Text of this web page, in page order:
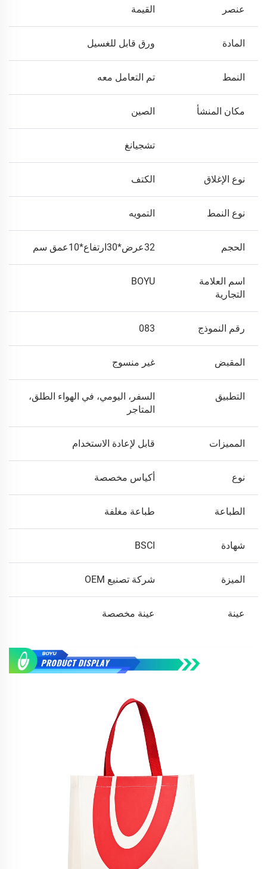
عنصر القيمة
المادة ورق قابل للغسيل
النمط تم التعامل معه
مكان المنشأ الصين
تشجيانغ
نوع الإغلاق الكتف
نوع النمط التمويه
الحجم 32عرض*30ارتفاع*10عمق سم
اسم العلامة
التجارية
BOYU
رقم النموذج 083
المقبض غير منسوج
التطبيق
السفر، اليومي، في الهواء الطلق،
المتاجر
المميزات قابل لإعادة الاستخدام
نوع أكياس مخصصة
الطباعة طباعة مغلفة
شهادة BSCI
الميزة شركة تصنيع OEM
عينة عينة مخصصة